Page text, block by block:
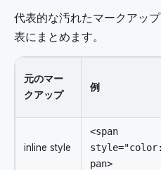
代表的な汚れたマークアッ
表にまとめます。
元のマー
クアップ
例
inline style
<span
pan>